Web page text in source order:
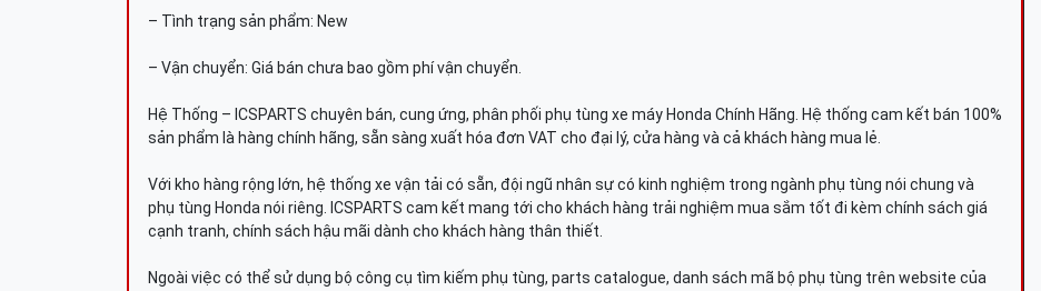
– Tình trạng sản phẩm: New
– Vận chuyển: Giá bán chưa bao gồm phí vận chuyển.
Hệ Thống – ICSPARTS chuyên bán, cung ứng, phân phối phụ tùng xe máy Honda Chính Hãng. Hệ thống cam kết bán 100%
sản phẩm là hàng chính hãng, sẵn sàng xuất hóa đơn VAT cho đại lý, cửa hàng và cả khách hàng mua lẻ.
Với kho hàng rộng lớn, hệ thống xe vận tải có sẵn, đội ngũ nhân sự có kinh nghiệm trong ngành phụ tùng nói chung và
phụ tùng Honda nói riêng. ICSPARTS cam kết mang tới cho khách hàng trải nghiệm mua sắm tốt đi kèm chính sách giá
cạnh tranh, chính sách hậu mãi dành cho khách hàng thân thiết.
Ngoài việc có thể sử dụng bộ công cụ tìm kiếm phụ tùng, parts catalogue, danh sách mã bộ phụ tùng trên website của